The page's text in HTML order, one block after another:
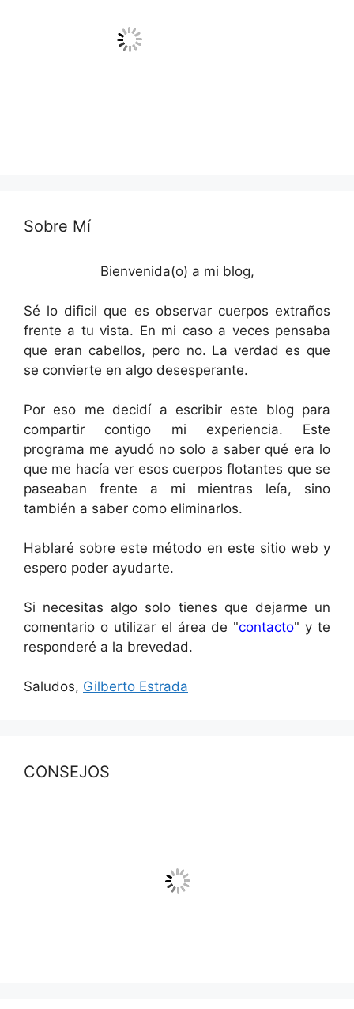
Sobre Mí
Bienvenida(o) a mi blog,
Sé lo dificil que es observar cuerpos extraños
frente a tu vista. En mi caso a veces pensaba
que eran cabellos, pero no. La verdad es que
se convierte en algo desesperante.
Por eso me decidí a escribir este blog para
compartir contigo mi experiencia. Este
programa me ayudó no solo a saber qué era lo
que me hacía ver esos cuerpos flotantes que se
paseaban frente a mi mientras leía, sino
también a saber como eliminarlos.
Hablaré sobre este método en este sitio web y
espero poder ayudarte.
Si necesitas algo solo tienes que dejarme un
comentario o utilizar el área de "contacto" y te
responderé a la brevedad.
Saludos, Gilberto Estrada
CONSEJOS